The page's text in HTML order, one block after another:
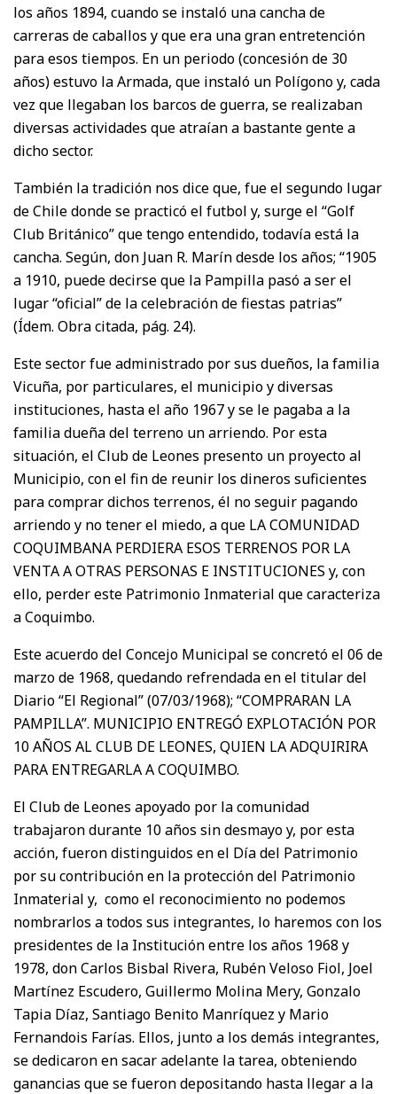
los años 1894, cuando se instaló una cancha de
carreras de caballos y que era una gran entretención
para esos tiempos. En un periodo (concesión de 30
años) estuvo la Armada, que instaló un Polígono y, cada
vez que llegaban los barcos de guerra, se realizaban
diversas actividades que atraían a bastante gente a
dicho sector.
También la tradición nos dice que, fue el segundo lugar
de Chile donde se practicó el futbol y, surge el “Golf
Club Británico” que tengo entendido, todavía está la
cancha. Según, don Juan R. Marín desde los años; “1905
a 1910, puede decirse que la Pampilla pasó a ser el
lugar “oficial” de la celebración de fiestas patrias”
(Ídem. Obra citada, pág. 24).
Este sector fue administrado por sus dueños, la familia
Vicuña, por particulares, el municipio y diversas
instituciones, hasta el año 1967 y se le pagaba a la
familia dueña del terreno un arriendo. Por esta
situación, el Club de Leones presento un proyecto al
Municipio, con el fin de reunir los dineros suficientes
para comprar dichos terrenos, él no seguir pagando
arriendo y no tener el miedo, a que LA COMUNIDAD
COQUIMBANA PERDIERA ESOS TERRENOS POR LA
VENTA A OTRAS PERSONAS E INSTITUCIONES y, con
ello, perder este Patrimonio Inmaterial que caracteriza
a Coquimbo.
Este acuerdo del Concejo Municipal se concretó el 06 de
marzo de 1968, quedando refrendada en el titular del
Diario “El Regional” (07/03/1968); “COMPRARAN LA
PAMPILLA”. MUNICIPIO ENTREGÓ EXPLOTACIÓN POR
10 AÑOS AL CLUB DE LEONES, QUIEN LA ADQUIRIRA
PARA ENTREGARLA A COQUIMBO.
El Club de Leones apoyado por la comunidad
trabajaron durante 10 años sin desmayo y, por esta
acción, fueron distinguidos en el Día del Patrimonio
por su contribución en la protección del Patrimonio
Inmaterial y, como el reconocimiento no podemos
nombrarlos a todos sus integrantes, lo haremos con los
presidentes de la Institución entre los años 1968 y
1978, don Carlos Bisbal Rivera, Rubén Veloso Fiol, Joel
Martínez Escudero, Guillermo Molina Mery, Gonzalo
Tapia Díaz, Santiago Benito Manríquez y Mario
Fernandois Farías. Ellos, junto a los demás integrantes,
se dedicaron en sacar adelante la tarea, obteniendo
ganancias que se fueron depositando hasta llegar a la